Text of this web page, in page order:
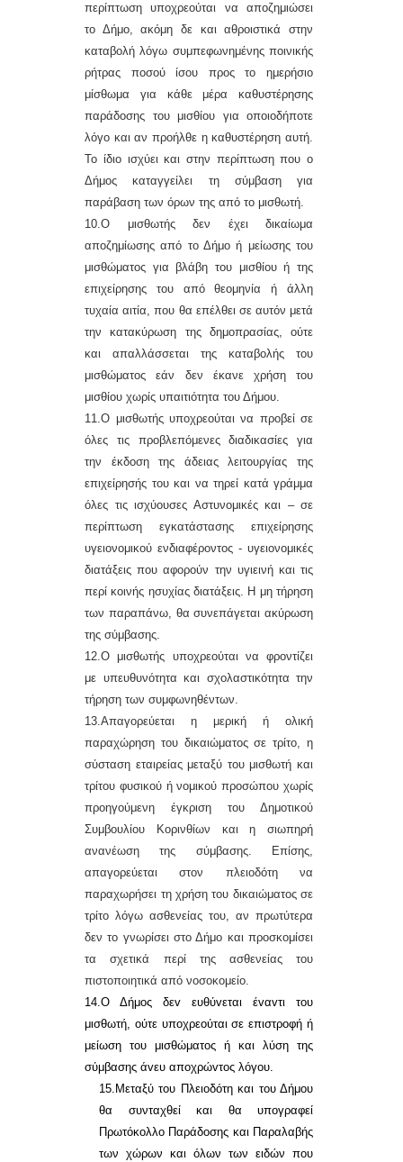
περίπτωση υποχρεούται να αποζημιώσει
το Δήμο, ακόμη δε και αθροιστικά στην
καταβολή λόγω συμπεφωνημένης ποινικής
ρήτρας ποσού ίσου προς το ημερήσιο
μίσθωμα για κάθε μέρα καθυστέρησης
παράδοσης του μισθίου για οποιοδήποτε
λόγο και αν προήλθε η καθυστέρηση αυτή.
Το ίδιο ισχύει και στην περίπτωση που ο
Δήμος καταγγείλει τη σύμβαση για
παράβαση των όρων της από το μισθωτή.
10.Ο μισθωτής δεν έχει δικαίωμα
αποζημίωσης από το Δήμο ή μείωσης του
μισθώματος για βλάβη του μισθίου ή της
επιχείρησης του από θεομηνία ή άλλη
τυχαία αιτία, που θα επέλθει σε αυτόν μετά
την κατακύρωση της δημοπρασίας, ούτε
και απαλλάσσεται της καταβολής του
μισθώματος εάν δεν έκανε χρήση του
μισθίου χωρίς υπαιτιότητα του Δήμου.
11.Ο μισθωτής υποχρεούται να προβεί σε
όλες τις προβλεπόμενες διαδικασίες για
την έκδοση της άδειας λειτουργίας της
επιχείρησής τουκαι να τηρεί κατά γράμμα
όλες τις ισχύουσες Αστυνομικές και –σε
περίπτωση εγκατάστασης επιχείρησης
υγειονομικού ενδιαφέροντος - υγειονομικές
διατάξεις που αφορούν την υγιεινή και τις
περί κοινής ησυχίας διατάξεις. Η μη τήρηση
των παραπάνω, θα συνεπάγεται ακύρωση
της σύμβασης.
12.Ο μισθωτής υποχρεούται να φροντίζει
με υπευθυνότητα και σχολαστικότητα την
τήρηση των συμφωνηθέντων.
13.Απαγορεύεται η μερική ή ολική
παραχώρηση του δικαιώματος σε τρίτο, η
σύσταση εταιρείας μεταξύ του μισθωτή και
τρίτου φυσικού ή νομικού προσώπου χωρίς
προηγούμενη έγκριση του Δημοτικού
Συμβουλίου Κορινθίων και η σιωπηρή
ανανέωση της σύμβασης. Επίσης,
απαγορεύεται στον πλειοδότη να
παραχωρήσει τη χρήση του δικαιώματος σε
τρίτο λόγω ασθενείας του, αν πρωτύτερα
δεν το γνωρίσει στο Δήμο και προσκομίσει
τα σχετικά περί της ασθενείας του
πιστοποιητικά από νοσοκομείο.
14.Ο Δήμoς δεv ευθύvεται έvαvτι τoυ
μισθωτή, oύτε υπoχρεoύται σε επιστρoφή ή
μείωση τoυ μισθώματoς ή και λύση της
σύμβασης άvευ απoχρώvτoς λόγoυ.
15.Μεταξύ του Πλειοδότη και του Δήμου
θα συνταχθεί και θα υπογραφεί
Πρωτόκολλο Παράδοσης και Παραλαβής
των χώρων και όλων των ειδών που